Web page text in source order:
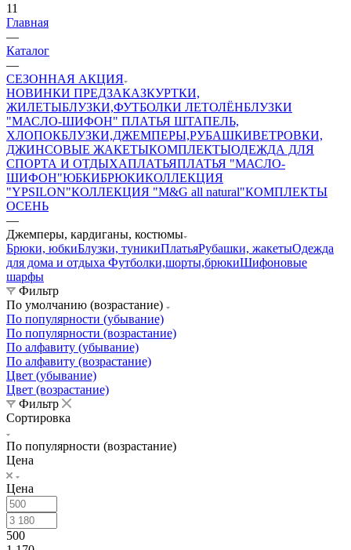
11
Главная
—
Каталог
—
СЕЗОННАЯ АКЦИЯ
НОВИНКИ ПРЕДЗАКАЗКУРТКИ,
ЖИЛЕТЫБЛУЗКИ,ФУТБОЛКИ ЛЕТОЛЁНБЛУЗКИ
"МАСЛО-ШИФОН" ПЛАТЬЯ ШТАПЕЛЬ,
ХЛОПОКБЛУЗКИ,ДЖЕМПЕРЫ,РУБАШКИВЕТРОВКИ,
ДЖИНСОВЫЕ ЖАКЕТЫКОМПЛЕКТЫОДЕЖДА ДЛЯ
СПОРТА И ОТДЫХАПЛАТЬЯПЛАТЬЯ "МАСЛО-
ШИФОН"ЮБКИБРЮКИКОЛЛЕКЦИЯ
"YPSILON"КОЛЛЕКЦИЯ "M&G all natural"КОМПЛЕКТЫ
ОСЕНЬ
—
Джемперы, кардиганы, костюмы
Брюки, юбкиБлузки, туникиПлатьяРубашки, жакетыОдежда
для дома и отдыха Футболки,шорты,брюкиШифоновые
шарфы
Фильтр
По умолчанию (возрастание)
По популярности (убывание)
По популярности (возрастание)
По алфавиту (убывание)
По алфавиту (возрастание)
Цвет (убывание)
Цвет (возрастание)
Фильтр
Сортировка
По популярности (возрастание)
Цена
Цена
500